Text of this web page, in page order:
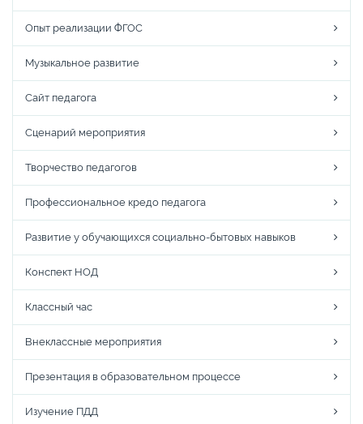
Опыт реализации ФГОС
Музыкальное развитие
Сайт педагога
Сценарий мероприятия
Творчество педагогов
Профессиональное кредо педагога
Развитие у обучающихся социально-бытовых навыков
Конспект НОД
Классный час
Внеклассные мероприятия
Презентация в образовательном процессе
Изучение ПДД